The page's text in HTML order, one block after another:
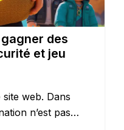
des
et jeu
web. Dans
n’est pas